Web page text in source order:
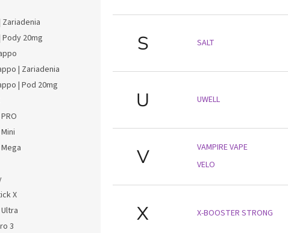
Zariadenia
Pody 20mg
| Zariadenia
| Pod 20mg
Mega
X
Ultra
3
S SALT
U UWELL
V VAMPIRE VAPE
VELO
X X-BOOSTER STRONG